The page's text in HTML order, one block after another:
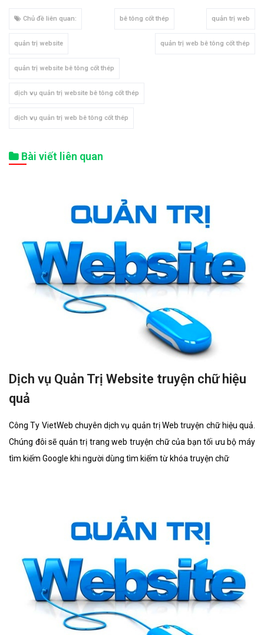
Chủ đề liên quan: bê tông cốt thép quản trị web
quản trị website quản trị web bê tông cốt thép
quản trị website bê tông cốt thép
dịch vụ quản trị website bê tông cốt thép
dịch vụ quản trị web bê tông cốt thép
Bài viết liên quan
Dịch vụ Quản Trị Website truyện chữ hiệu
quả
Công Ty VietWeb chuyên dịch vụ quản trị Web truyện chữ hiệu quả.
Chúng đôi sẽ quản trị trang web truyện chữ của bạn tối ưu bộ máy
tìm kiếm Google khi người dùng tìm kiếm từ khóa truyện chữ